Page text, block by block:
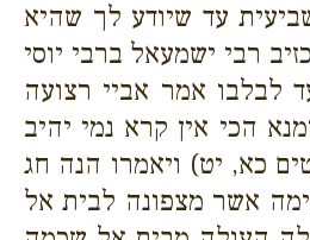
עד שיודע לך שהיא
רבי ישמעאל ברבי יוסי
לבלבו אמר אביי רצועה
הכי אין קרא נמי יהיב
כא, יט) ויאמרו הנה חג
אשר מצפונה לבית אל